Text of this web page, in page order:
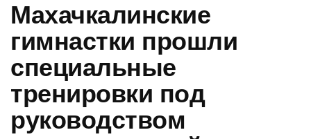
Махачкалинские
гимнастки прошли
специальные
тренировки под
руководством